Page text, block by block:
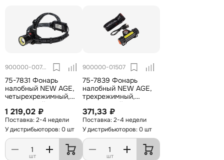
900000-00743
75-7831 Фонарь
налобный NEW AGE,
четырехрежимный,
поворотный, с
регулируемым
фокусом REXANT
1 219,02 ₽
2-4 недели
У дистрибьюторов: 0 шт
шт
900000-01507
75-7839 Фонарь
налобный NEW AGE,
трехрежимный,
поворотный,
сверхлегкий, с
магнитом REXANT
371,33 ₽
2-4 недели
У дистрибьюторов: 0 шт
шт